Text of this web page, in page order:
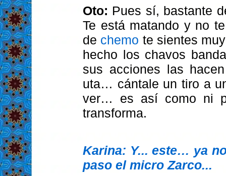
Oto: Pues sí, bastante
Te está matando y no
de chemo te sientes
hecho los chavos
sus acciones las
uta… cántale un tiro a
ver… es así como ni
transforma.
Karina: Y... este… ya
paso el micro Zarco...